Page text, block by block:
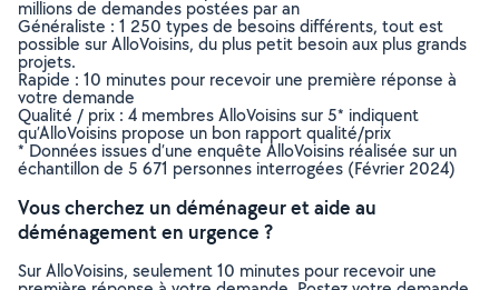
millions de demandes postées par an
Généraliste : 1 250 types de besoins différents, tout est
possible sur AlloVoisins, du plus petit besoin aux plus grands
projets.
Rapide : 10 minutes pour recevoir une première réponse à
votre demande
Qualité / prix : 4 membres AlloVoisins sur 5* indiquent
qu’AlloVoisins propose un bon rapport qualité/prix
* Données issues d’une enquête AlloVoisins réalisée sur un
échantillon de 5 671 personnes interrogées (Février 2024)
Vous cherchez un déménageur et aide au
déménagement en urgence ?
Sur AlloVoisins, seulement 10 minutes pour recevoir une